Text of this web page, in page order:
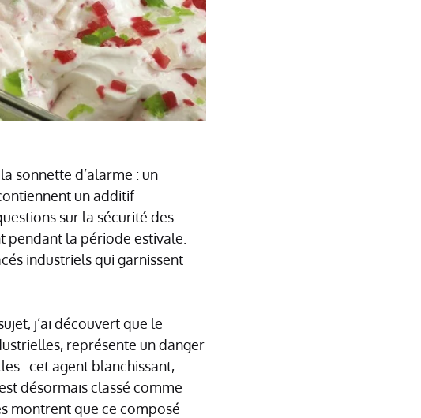
sonnette d’alarme : un
un additif
sur la sécurité des
la période estivale.
industriels qui garnissent
j’ai découvert que le
représente un danger
: cet agent blanchissant,
désormais classé comme
montrent que ce composé